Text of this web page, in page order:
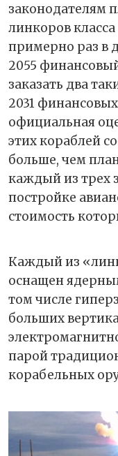
законодателям
линкоров
примерно раз в
2055
заказать два
2031
официальная
этих кораблей
больше, чем
каждый из трех
постройке
стоимость
Каждый из
оснащен
том числе
больших
парой
корабельных